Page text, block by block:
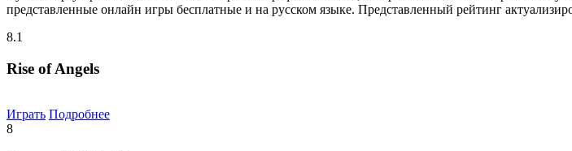
представленные онлайн игры бесплатные и на русском языке. Представленный рейтинг
8.1
Rise of Angels
Играть Подробнее
8